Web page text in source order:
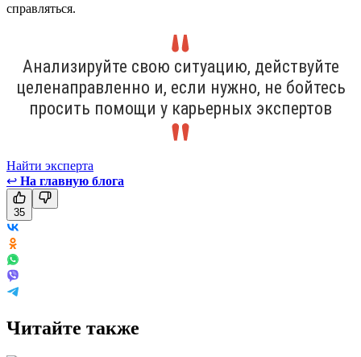
справляться.
Анализируйте свою ситуацию, действуйте
целенаправленно и, если нужно, не бойтесь
просить помощи у карьерных экспертов
Найти эксперта
↩ На главную блога
35
Читайте также